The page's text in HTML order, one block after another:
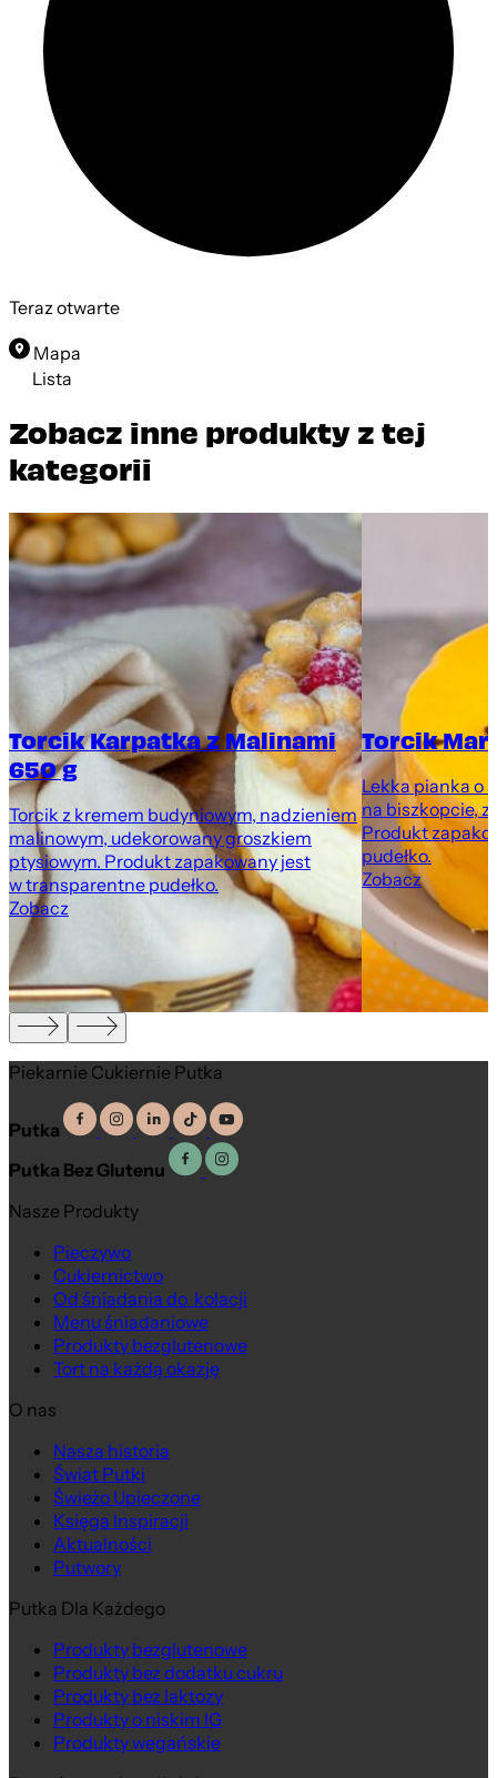
Teraz otwarte
Mapa
Lista
Zobacz inne produkty z tej
kategorii
Torcik Karpatka z Malinami
650 g
Torcik z kremem budyniowym, nadzieniem
malinowym, udekorowany groszkiem
ptysiowym. Produkt zapakowany jest
w transparentne pudełko.
Zobacz
Torcik
Lekka pianka o
na biszkopcie,
Produkt
pudełko.
Zobacz
Piekarnie Cukiernie Putka
Putka
Putka Bez Glutenu
Nasze Produkty
Pieczywo
Cukiernictwo
Od śniadania do kolacji
Menu śniadaniowe
Produkty bezglutenowe
Tort na każdą okazję
O nas
Nasza historia
Świat Putki
Świeżo Upieczone
Księga Inspiracji
Aktualności
Putwory
Putka Dla Każdego
Produkty bezglutenowe
Produkty bez dodatku cukru
Produkty bez laktozy
Produkty o niskim IG
Produkty wegańskie